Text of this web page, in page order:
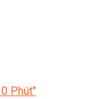
Phút"